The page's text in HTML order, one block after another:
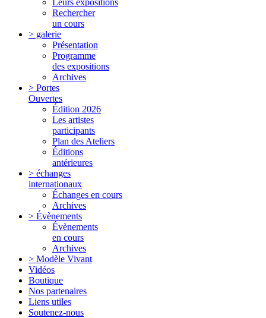
Rechercher
un cours
> galerie
Présentation
Programme
des expositions
Archives
> Portes
Ouvertes
Édition 2026
Les artistes
participants
Plan des Ateliers
Éditions
antérieures
> échanges
internationaux
Échanges en cours
Archives
> Évènements
Évènements
en cours
Archives
> Modèle Vivant
Vidéos
Boutique
Nos partenaires
Liens utiles
Soutenez-nous